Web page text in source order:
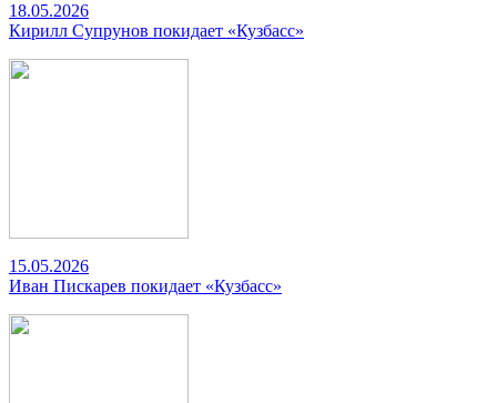
18.05.2026
Кирилл Супрунов покидает «Кузбасс»
15.05.2026
Иван Пискарев покидает «Кузбасс»